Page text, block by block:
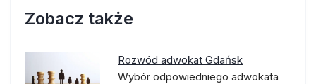
Zobacz także
Rozwód adwokat Gdańsk
Wybór odpowiedniego adwokata